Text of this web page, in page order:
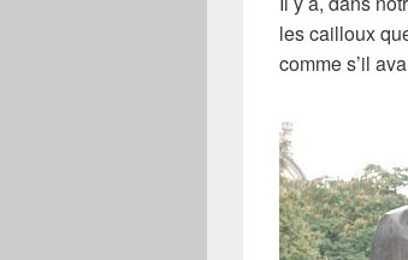
les cailloux
comme s’il